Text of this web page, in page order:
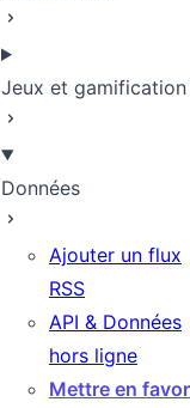
Jeux et gamification
Données
Ajouter un flux
RSS
API & Données
hors ligne
Mettre en